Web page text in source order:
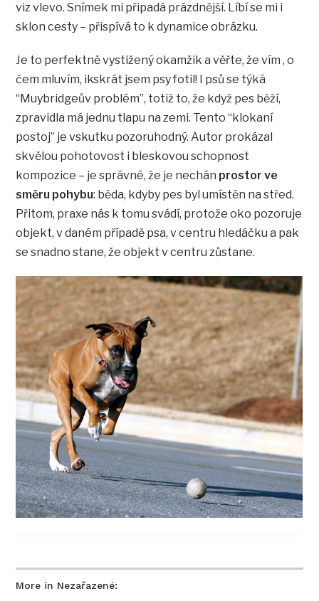
More in Nezařazené:
viz vlevo. Snímek mi připadá prázdnější. Líbí se mi i
sklon cesty – přispívá to k dynamice obrázku.
Je to perfektně vystižený okamžik a věřte, že vím , o
čem mluvím, ikskrát jsem psy fotil! I psů se týká
“Muybridgeův problém”, totiž to, že když pes běží,
zpravidla má jednu tlapu na zemi. Tento “klokaní
postoj” je vskutku pozoruhodný. Autor prokázal
skvělou pohotovost i bleskovou schopnost
kompozice – je správné, že je nechán prostor ve
směru pohybu: běda, kdyby pes byl umístěn na střed.
Přitom, praxe nás k tomu svádí, protože oko pozoruje
objekt, v daném případě psa, v centru hledáčku a pak
se snadno stane, že objekt v centru zůstane.